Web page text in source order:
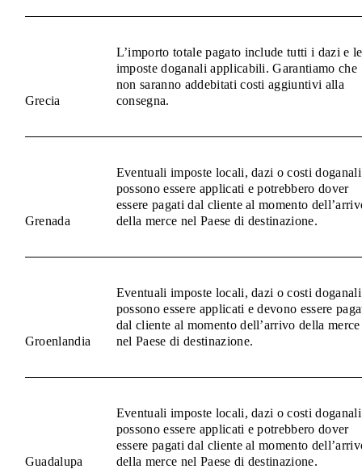
Grecia
L’importo totale pagato include tutti i dazi e le
imposte doganali applicabili. Garantiamo che
non saranno addebitati costi aggiuntivi alla
consegna.
Grenada
Eventuali imposte locali, dazi o costi doganali
possono essere applicati e potrebbero dover
essere pagati dal cliente al momento
della merce nel Paese di destinazione.
Groenlandia
Eventuali imposte locali, dazi o costi doganali
possono essere applicati e devono essere
dal cliente al momento dell’arrivo della merce
nel Paese di destinazione.
Guadalupa
Eventuali imposte locali, dazi o costi doganali
possono essere applicati e potrebbero dover
essere pagati dal cliente al momento
della merce nel Paese di destinazione.